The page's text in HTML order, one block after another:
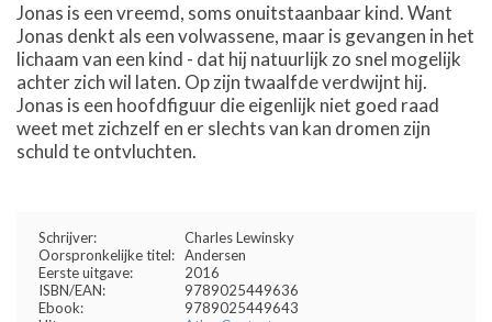
Jonas is een vreemd, soms onuitstaanbaar kind. Want
Jonas denkt als een volwassene, maar is gevangen in het
lichaam van een kind - dat hij natuurlijk zo snel mogelijk
achter zich wil laten. Op zijn twaalfde verdwijnt hij.
Jonas is een hoofdfiguur die eigenlijk niet goed raad
weet met zichzelf en er slechts van kan dromen zijn
schuld te ontvluchten.
Schrijver:
Charles Lewinsky
Oorspronkelijke titel: Andersen
Eerste uitgave:
2016
ISBN/EAN:
9789025449636
Ebook:
9789025449643